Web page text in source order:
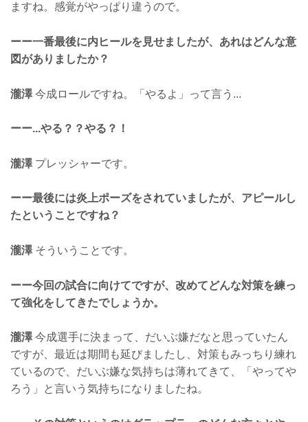
ますね。感覚がやっぱり違うので。
ーー一番最後に内ヒールを見せましたが、あれはどんな意
図がありましたか？
瀧澤今成ロールですね。「やるよ」って言う...
ーー...やる？？やる？！
瀧澤プレッシャーです。
ーー最後には炎上ポーズをされていましたが、アピールし
たということですね？
瀧澤そういうことです。
ーー今回の試合に向けてですが、改めてどんな対策を練っ
て強化をしてきたでしょうか。
瀧澤今成選手に決まって、だいぶ嫌だなと思っていたん
ですが、最近は期間も延びましたし、対策もみっちり練れ
ているので、だいぶ嫌な気持ちは薄れてきて、「やってや
ろう」と言いう気持ちになりましたね。